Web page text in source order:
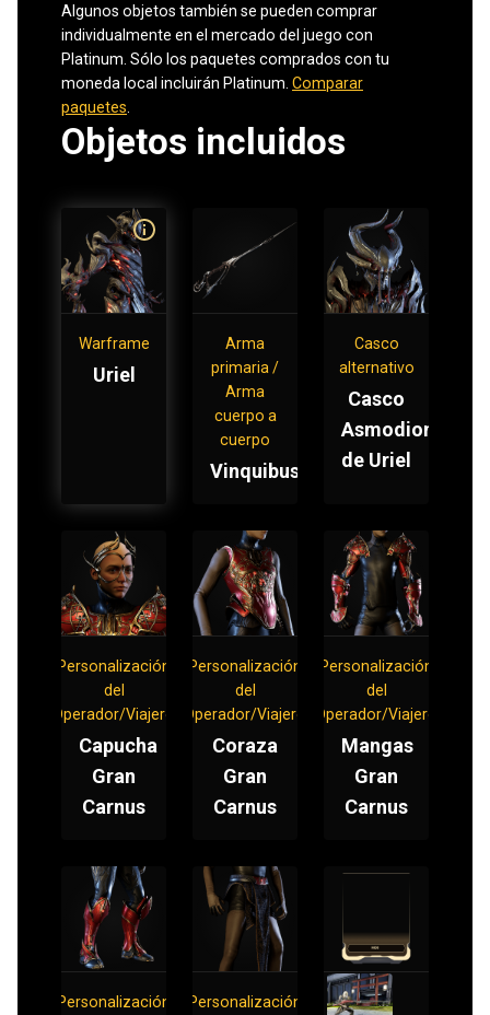
Algunos objetos también se pueden comprar
individualmente en el mercado del juego con
Platinum. Sólo los paquetes comprados con tu
moneda local incluirán Platinum. Comparar
paquetes
Objetos incluidos
Warframe
Uriel
Arma
primaria /
Arma
cuerpo a
cuerpo
Vinquibus
Casco
alternativo
Casco
Asmodion
de Uriel
Personalización
del
Operador/Viajero
Capucha
Gran
Carnus
Personalización
del
Operador/Viajero
Coraza
Gran
Carnus
Personalización
del
Operador/Viajero
Mangas
Gran
Carnus
Personalización
Personalización
Mod